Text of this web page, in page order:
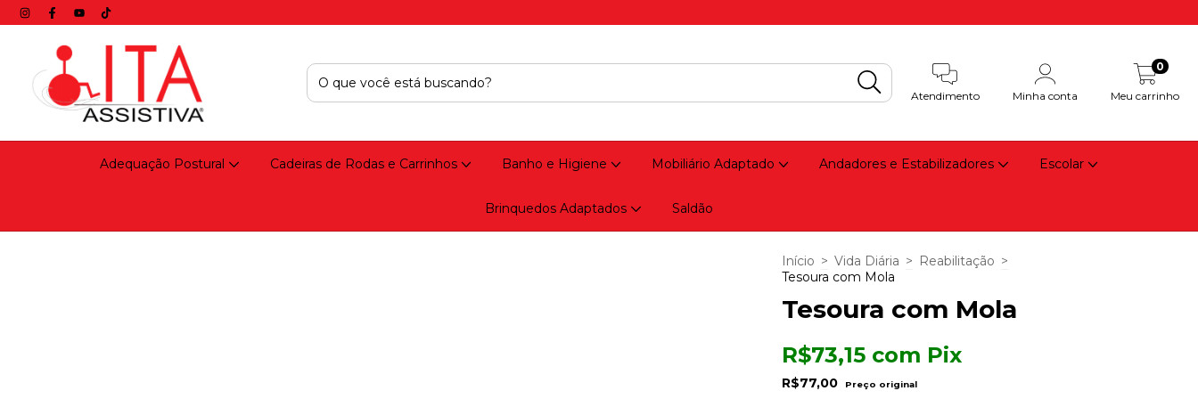
Atendimento Minha conta Meu carrinho
0
Adequação Postural Cadeiras de Rodas e Carrinhos Banho e Higiene Mobiliário Adaptado Andadores e Estabilizadores Escolar
Brinquedos Adaptados Saldão
Início > Vida Diária > Reabilitação >
Tesoura com Mola
Tesoura com Mola
R$77,00
R$73,15 com Pix